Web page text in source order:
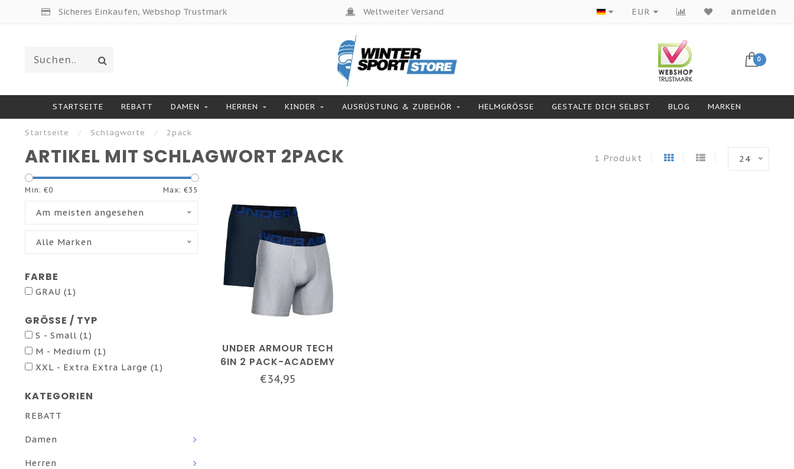
Sicheres Einkaufen, Webshop Trustmark Weltweiter Versand Produkte von Top-Marken
EUR anmelden
0
STARTSEITE REBATT DAMEN HERREN KINDER AUSRÜSTUNG & ZUBEHÖR HELMGRÖSSE GESTALTE DICH SELBST BLOG MARKEN
Startseite / Schlagworte / 2pack
ARTIKEL MIT SCHLAGWORT 2PACK 1 Produkt 24
Min: €0 Max: €35
Am meisten angesehen
Alle Marken
FARBE
GRAU (1)
GRÖSSE / TYP
S - Small (1)
M - Medium (1)
XXL - Extra Extra Large (1)
KATEGORIEN
REBATT
Damen
Herren
UNDER ARMOUR TECH
6IN 2 PACK-ACADEMY
// MOD GREY LIGHT
HEATHER
€34,95